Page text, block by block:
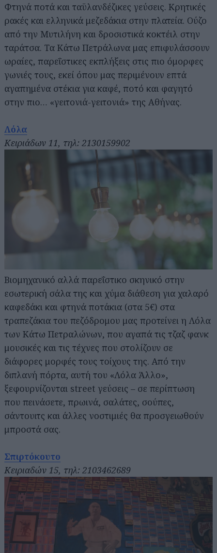
Φτηνά ποτά και ταϋλανδέζικες γεύσεις. Κρητικές
ρακές και ελληνικά μεζεδάκια στην πλατεία. Ούζο
από την Μυτιλήνη και δροσιστικά κοκτέιλ στην
ταράτσα. Τα Κάτω Πετράλωνα μας επιφυλάσσουν
ωραίες, παρεΐστικες εκπλήξεις στις πιο όμορφες
γωνιές τους, εκεί όπου μας περιμένουν επτά
αγαπημένα στέκια για καφέ, ποτό και φαγητό
στην πιο… «γειτονιά-γειτονιά» της Αθήνας.
Λόλα
Κειριάδων 11, τηλ: 2130159902
Βιομηχανικό αλλά παρεΐστικο σκηνικό στην
εσωτερική σάλα της και χύμα διάθεση για χαλαρό
καφεδάκι και φτηνά ποτάκια (στα 5€) στα
τραπεζάκια του πεζόδρομου μας προτείνει η Λόλα
των Κάτω Πετραλώνων, που αγαπά τις τζαζ φανκ
μουσικές και τις τέχνες που στολίζουν σε
διάφορες μορφές τους τοίχους της. Από την
διπλανή πόρτα, αυτή του «Λόλα Άλλο»,
ξεφουρνίζονται street γεύσεις – σε περίπτωση
που πεινάσετε, πρωινά, σαλάτες, σούπες,
σάντουιτς και άλλες νοστιμιές θα προσγειωθούν
μπροστά σας.
Σπιρτόκουτο
Κειριαδών 15, τηλ: 2103462689